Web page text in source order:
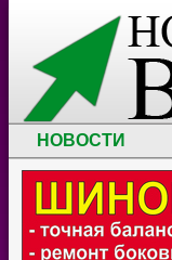
НОВОСТИ